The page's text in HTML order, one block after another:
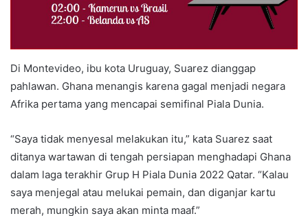
Di Montevideo, ibu kota Uruguay, Suarez dianggap
pahlawan. Ghana menangis karena gagal menjadi negara
Afrika pertama yang mencapai semifinal Piala Dunia.
“Saya tidak menyesal melakukan itu,” kata Suarez saat
ditanya wartawan di tengah persiapan menghadapi Ghana
dalam laga terakhir Grup H Piala Dunia 2022 Qatar. “Kalau
saya menjegal atau melukai pemain, dan diganjar kartu
merah, mungkin saya akan minta maaf.”